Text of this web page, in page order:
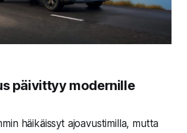
päivittyy modernille
häikäissyt ajoavustimilla, mutta